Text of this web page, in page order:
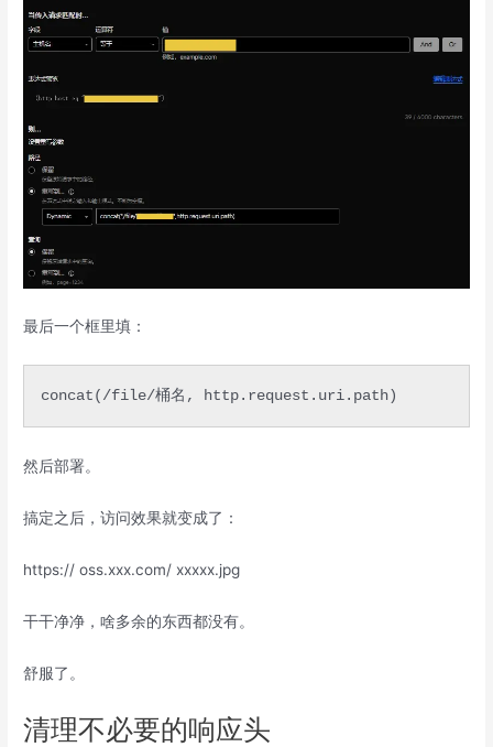
最后一个框里填：
concat(/file/桶名, http.request.uri.path)
然后部署。
搞定之后，访问效果就变成了：
https:// oss.xxx.com/ xxxxx.jpg
干干净净，啥多余的东西都没有。
舒服了。
清理不必要的响应头